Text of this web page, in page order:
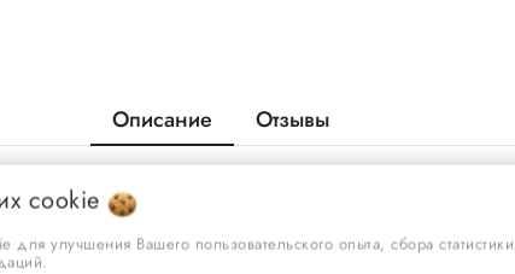
Описание Отзывы
10,2 кг. Картонная упаковка
cookie
улучшения Вашего пользовательского опыта, сбора